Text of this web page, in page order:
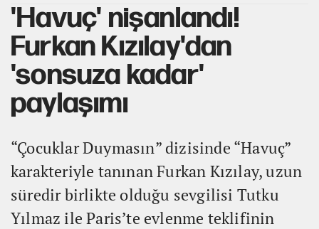
'Havuç' nişanlandı!
Furkan Kızılay'dan
'sonsuza kadar'
paylaşımı
“Çocuklar Duymasın” dizisinde “Havuç”
karakteriyle tanınan Furkan Kızılay, uzun
süredir birlikte olduğu sevgilisi Tutku
Yılmaz ile Paris’te evlenme teklifinin